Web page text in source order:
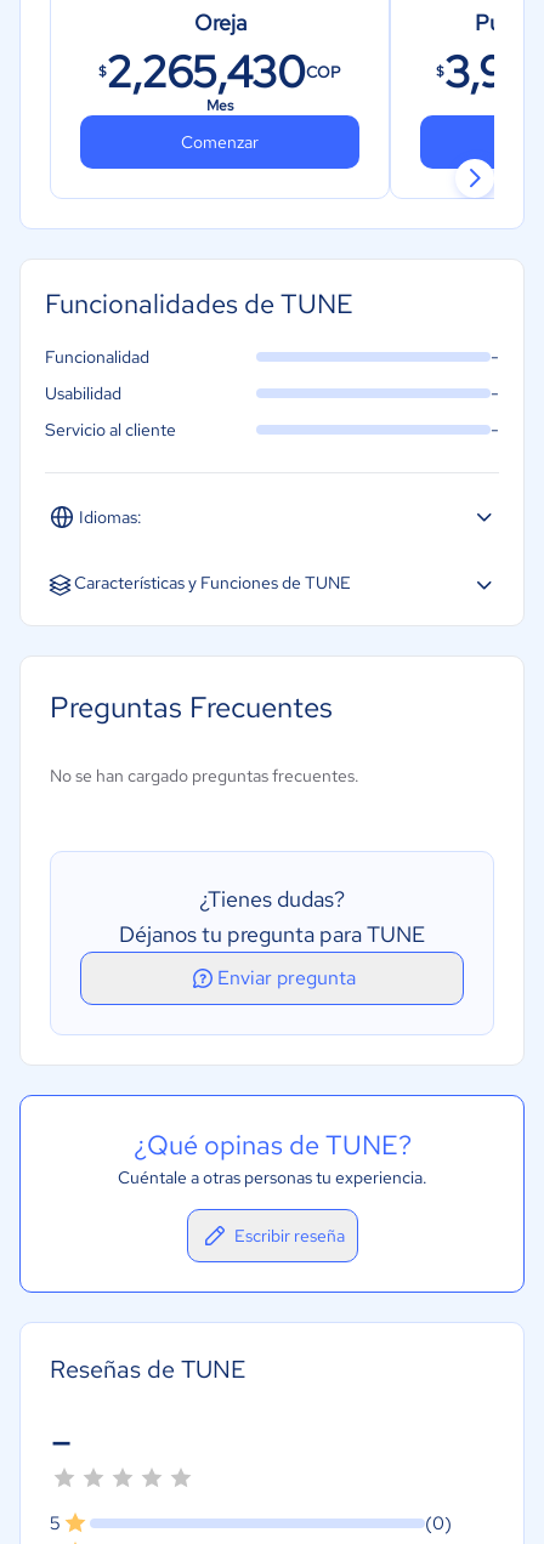
Oreja
$2,265,430COP
Mes
Comenzar
$
Funcionalidades de TUNE
Idiomas:
Inglés
Funcionalidad -
Usabilidad -
Servicio al cliente -
Características y Funciones de TUNE
Gestión de campañas
Preguntas Frecuentes
No se han cargado preguntas frecuentes.
¿Tienes dudas?
Déjanos tu pregunta para TUNE
Enviar pregunta
¿Qué opinas de TUNE?
Cuéntale a otras personas tu experiencia.
Escribir reseña
Reseñas de TUNE
-
5
(0)